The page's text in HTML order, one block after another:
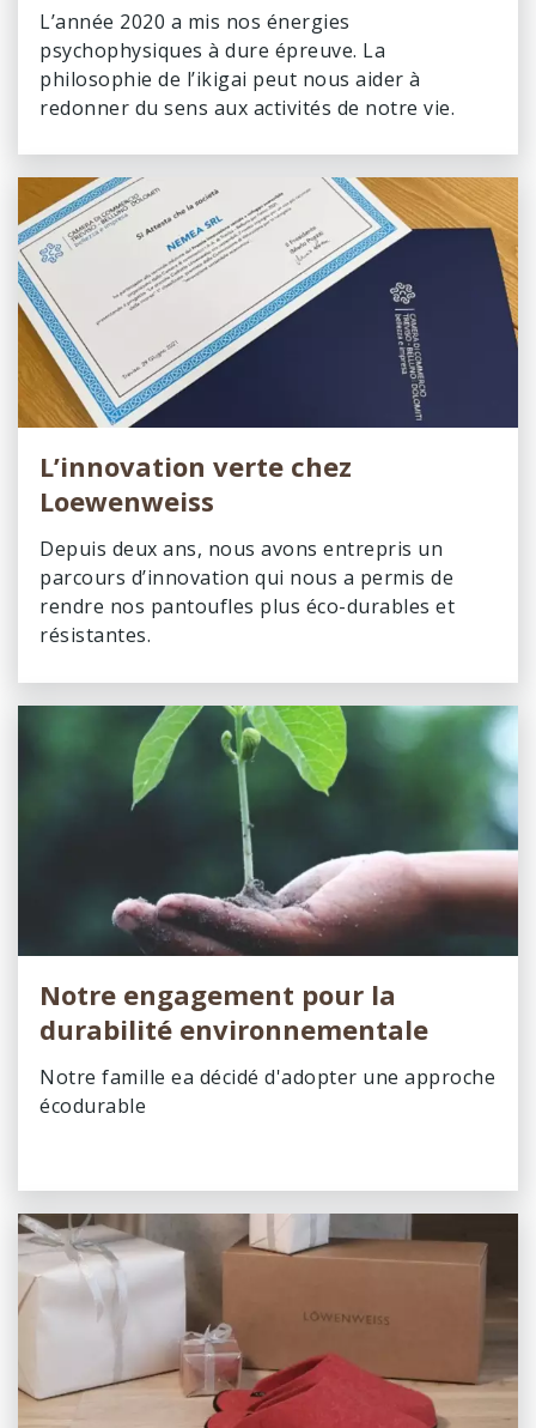
L’année 2020 a mis nos énergies
psychophysiques à dure épreuve. La
philosophie de l’ikigai peut nous aider à
redonner du sens aux activités de notre vie.
L’innovation verte chez
Loewenweiss
Depuis deux ans, nous avons entrepris un
parcours d’innovation qui nous a permis de
rendre nos pantoufles plus éco-durables et
résistantes.
Notre engagement pour la
durabilité environnementale
Notre famille ea décidé d'adopter une approche
écodurable